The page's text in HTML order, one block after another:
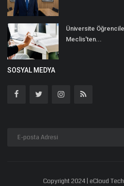
Üniversite
Meclis'ten...
SOSYAL MEDYA
Copyright 2024 | eCloud